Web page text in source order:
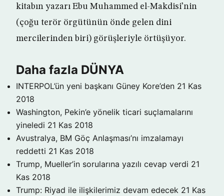
kitabın yazarı Ebu Muhammed el-Makdisi’nin
(çoğu terör örgütünün önde gelen dini
mercilerinden biri) görüşleriyle örtüşüyor.
Daha fazla DÜNYA
INTERPOL’ün yeni başkanı Güney Kore’den 21 Kas
2018
Washington, Pekin’e yönelik ticari suçlamalarını
yineledi 21 Kas 2018
Avustralya, BM Göç Anlaşması’nı imzalamayı
reddetti 21 Kas 2018
Trump, Mueller’in sorularına yazılı cevap verdi 21
Kas 2018
Trump: Riyad ile ilişkilerimiz devam edecek 21 Kas